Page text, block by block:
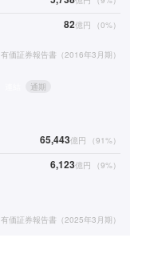
82億円 （0%）
有価証券報告書（2016年3月期）
通期
65,443億円 （91%）
6,123億円 （9%）
有価証券報告書（2025年3月期）